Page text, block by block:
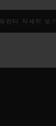
런티 자세히 보기